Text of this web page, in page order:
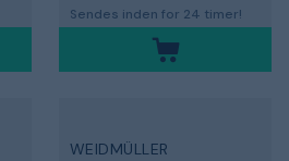
Sendes inden for 24 timer!
WEIDMÜLLER